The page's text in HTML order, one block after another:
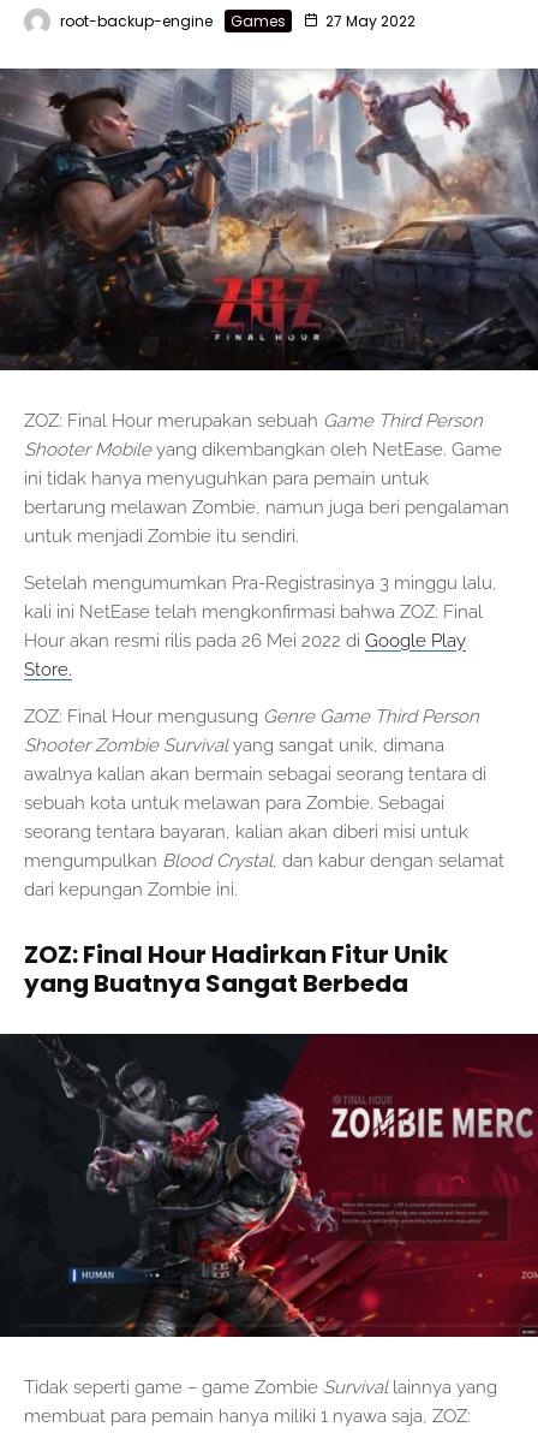
root-backup-engine Games 27 May 2022
ZOZ: Final Hour merupakan sebuah Game Third Person
Shooter Mobileyang dikembangkan oleh NetEase. Game
ini tidak hanya menyuguhkan para pemain untuk
bertarung melawan Zombie, namun juga beri pengalaman
untuk menjadi Zombie itu sendiri.
Setelah mengumumkan Pra-Registrasinya 3 minggu lalu,
kali ini NetEase telah mengkonfirmasi bahwa ZOZ: Final
Hour akan resmi rilis pada 26 Mei 2022 di Google Play
Store.
ZOZ: Final Hour mengusung Genre Game Third Person
Shooter Zombie Survivalyang sangat unik, dimana
awalnya kalian akan bermain sebagai seorang tentara di
sebuah kota untuk melawan para Zombie. Sebagai
seorang tentara bayaran, kalian akan diberi misi untuk
mengumpulkan Blood Crystal, dan kabur dengan selamat
dari kepungan Zombie ini.
ZOZ: Final Hour Hadirkan Fitur Unik
yang Buatnya Sangat Berbeda
Tidak seperti game – game Zombie Survival lainnya yang
membuat para pemain hanya miliki 1 nyawa saja, ZOZ: